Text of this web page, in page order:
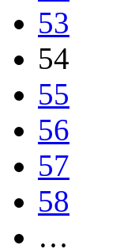
53
54
55
56
57
58
…